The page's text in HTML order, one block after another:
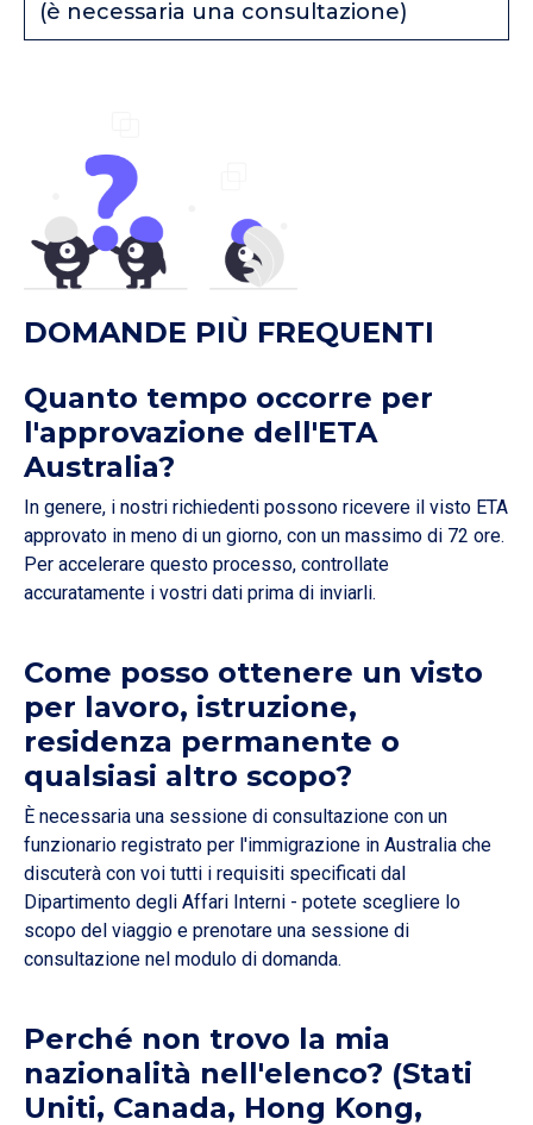
(è necessaria una consultazione)
DOMANDE PIÙ FREQUENTI
Quanto tempo occorre per
l'approvazione dell'ETA
Australia?
In genere, i nostri richiedenti possono ricevere il visto ETA
approvato in meno di un giorno, con un massimo di 72 ore.
Per accelerare questo processo, controllate
accuratamente i vostri dati prima di inviarli.
Come posso ottenere un visto
per lavoro, istruzione,
residenza permanente o
qualsiasi altro scopo?
È necessaria una sessione di consultazione con un
funzionario registrato per l'immigrazione in Australia che
discuterà con voi tutti i requisiti specificati dal
Dipartimento degli Affari Interni - potete scegliere lo
scopo del viaggio e prenotare una sessione di
consultazione nel modulo di domanda.
Perché non trovo la mia
nazionalità nell'elenco? (Stati
Uniti, Canada, Hong Kong,